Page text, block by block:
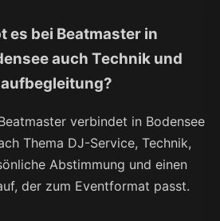
es bei Beatmaster in
auch Technik und
verbindet in Bodensee
Thema DJ-Service, Technik,
Abstimmung und einen
der zum Eventformat passt.